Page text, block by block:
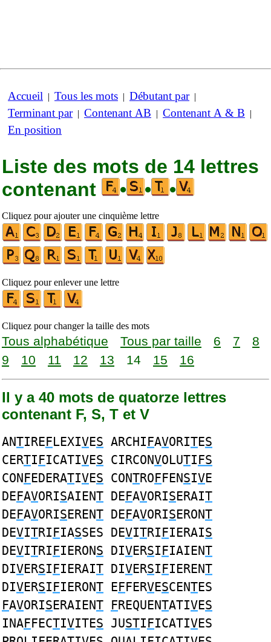
Accueil | Tous les mots | Débutant par|
Terminant par| Contenant AB | Contenant A & B |
En position
Liste des mots de 14 lettres
contenant
• • •
Cliquez pour ajouter une cinquième lettre
Cliquez pour enlever une lettre
Cliquez pour changer la taille des mots
Tous alphabétique Tous par taille 6 7
8
9
10 11 12 13 14 15 16
Il y a 40 mots de quatorze lettres
contenant F, S, T et V
ANTIREFLEXIVES ARCHIFAVORITES
CERTIFICATIVES CIRCONVOLUTIFS
CONFEDERATIVES CONTROFFENSIVE
DEFAVORISAIENT DEFAVORISERAIT
DEFAVORISERENT DEFAVORISERONT
DEVITRIFIASSES DEVITRIFIERAIS
DEVITRIFIERONS DIVERSIFIAIENT
DIVERSIFIERAIT DIVERSIFIERENT
DIVERSIFIERONT EFFERVESCENTES
FAVORISERAIENT FREQUENTATIVES
INAFFECTIVITES JUSTIFICATIVES